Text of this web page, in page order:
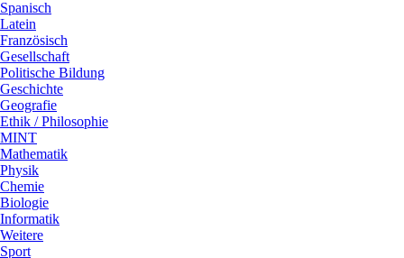
Spanisch
Latein
Französisch
Gesellschaft
Politische Bildung
Geschichte
Geografie
Ethik / Philosophie
MINT
Mathematik
Physik
Chemie
Biologie
Informatik
Weitere
Sport